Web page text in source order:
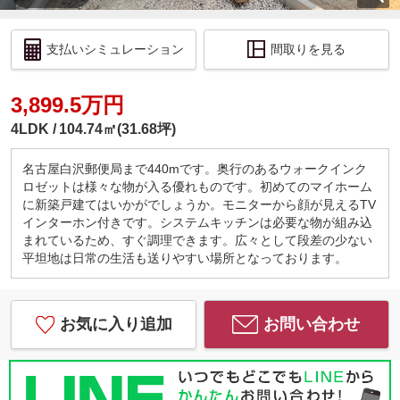
支払いシミュレーション 間取りを見る
3,899.5万円
4LDK 104.74㎡(31.68坪)
名古屋白沢郵便局まで440mです。奥行のあるウォークインク
ロゼットは様々な物が入る優れものです。初めてのマイホーム
に新築戸建てはいかがでしょうか。モニターから顔が見えるTV
インターホン付きです。システムキッチンは必要な物が組み込
まれているため、すぐ調理できます。広々として段差の少ない
平坦地は日常の生活も送りやすい場所となっております。
お気に入り追加 お問い合わせ